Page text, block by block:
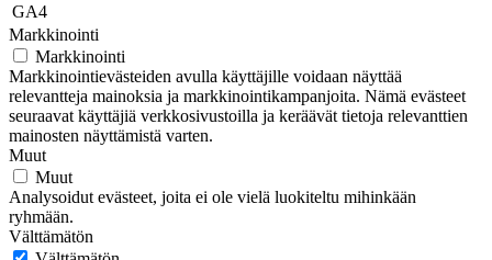
GA4
Markkinointi
Markkinointi
Markkinointievästeiden avulla käyttäjille voidaan näyttää
relevantteja mainoksia ja markkinointikampanjoita. Nämä evästeet
seuraavat käyttäjiä verkkosivustoilla ja keräävät tietoja relevanttien
mainosten näyttämistä varten.
Muut
Muut
Analysoidut evästeet, joita ei ole vielä luokiteltu mihinkään
ryhmään.
Välttämätön